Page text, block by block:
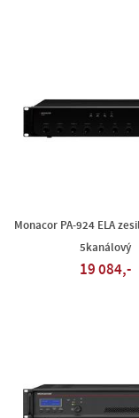
Monacor PA-924 ELA
5kanálový
19 084,-